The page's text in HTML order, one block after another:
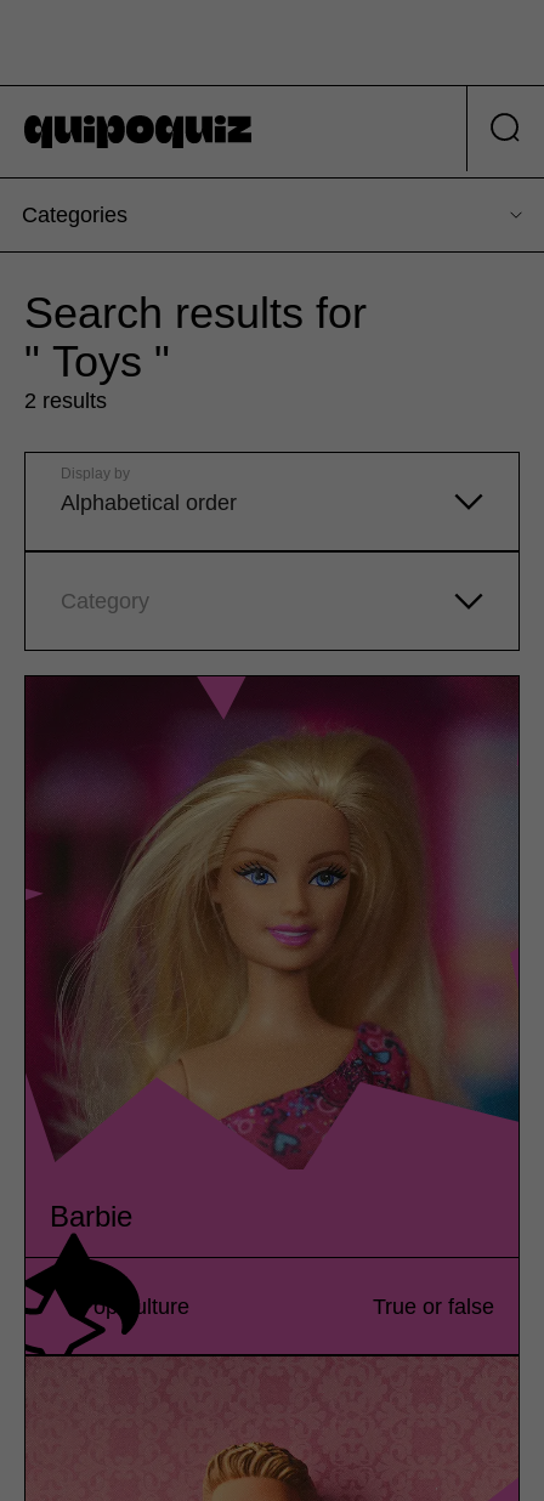
Categories
Search results for
" Toys "
2 results
Alphabetical order
Display by
Category
Barbie
Pop culture True or false